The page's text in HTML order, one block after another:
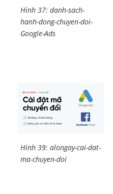
Hình 37: danh-sach-
hanh-dong-chuyen-doi-
Google-Ads
Hình 39: alongay-cai-dat-
ma-chuyen-doi